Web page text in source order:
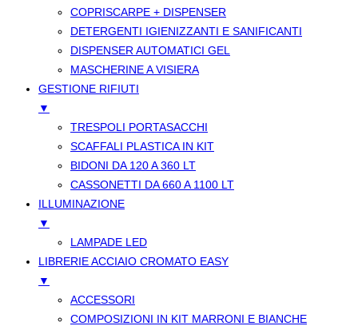
COPRISCARPE + DISPENSER
DETERGENTI IGIENIZZANTI E SANIFICANTI
DISPENSER AUTOMATICI GEL
MASCHERINE A VISIERA
GESTIONE RIFIUTI
▼
TRESPOLI PORTASACCHI
SCAFFALI PLASTICA IN KIT
BIDONI DA 120 A 360 LT
CASSONETTI DA 660 A 1100 LT
ILLUMINAZIONE
▼
LAMPADE LED
LIBRERIE ACCIAIO CROMATO EASY
▼
ACCESSORI
COMPOSIZIONI IN KIT MARRONI E BIANCHE